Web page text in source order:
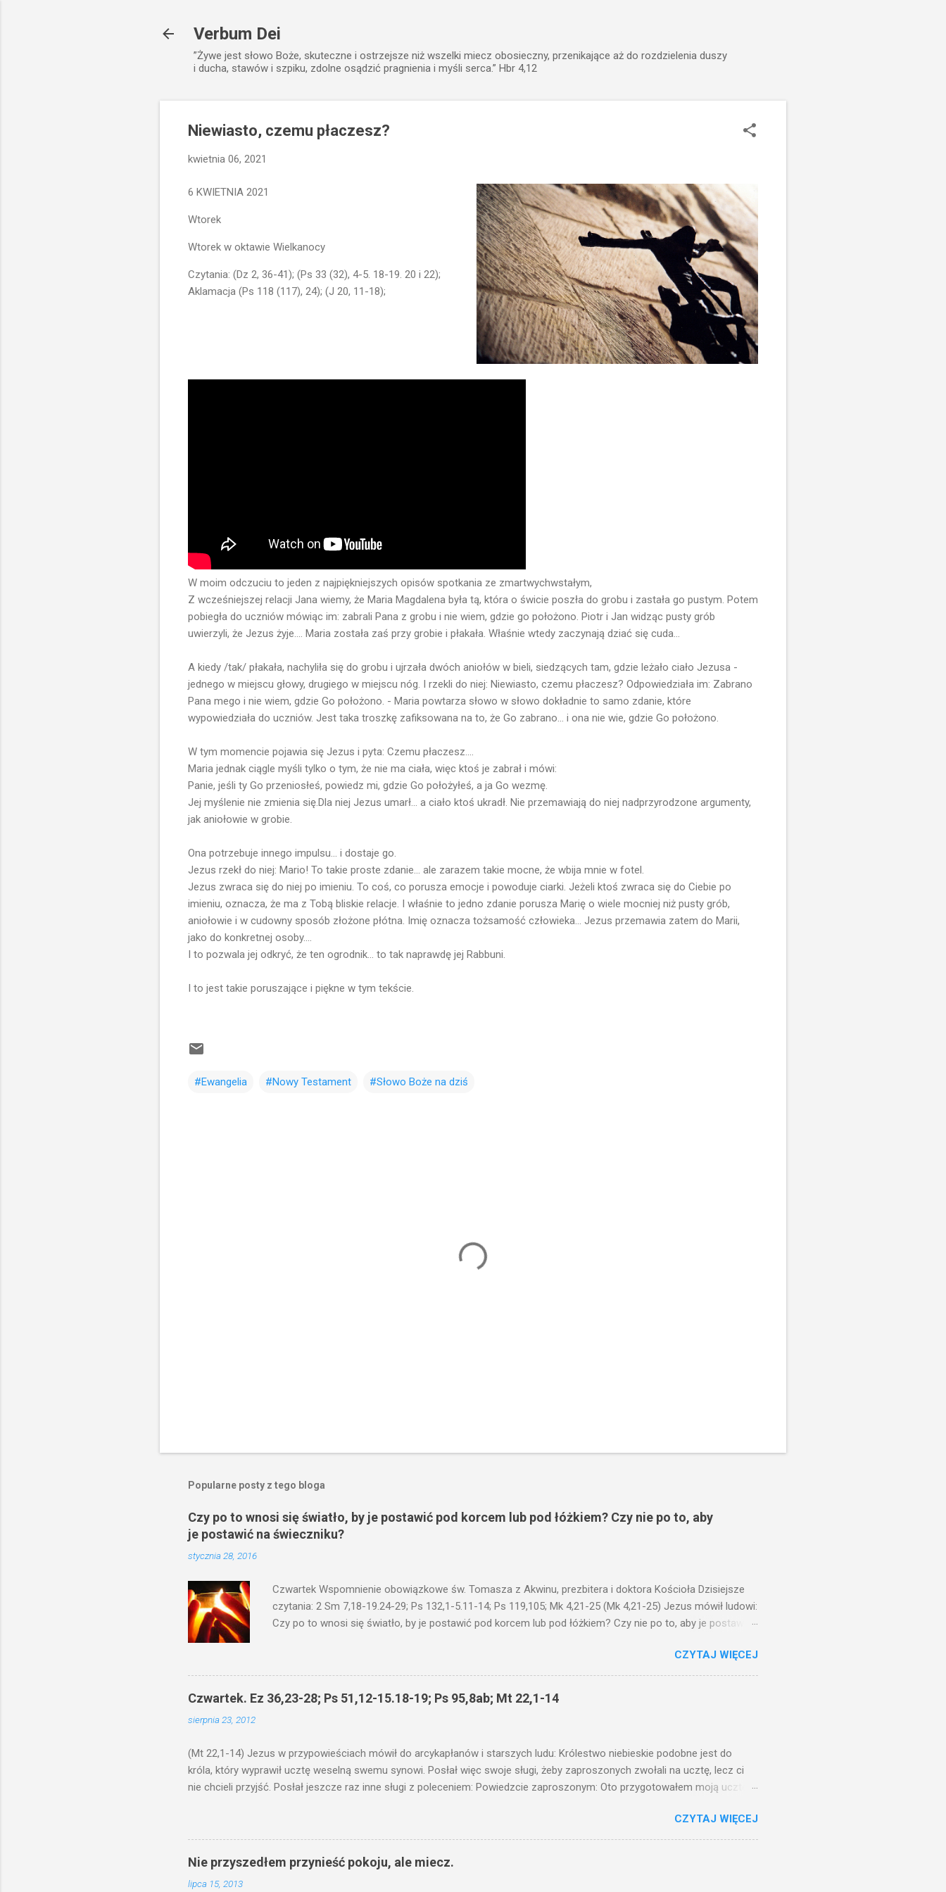
Verbum Dei
”Żywe jest słowo Boże, skuteczne i ostrzejsze niż wszelki miecz obosieczny, przenikające aż do rozdzielenia duszy
i ducha, stawów i szpiku, zdolne osądzić pragnienia i myśli serca.” Hbr 4,12
Niewiasto, czemu płaczesz?
kwietnia 06, 2021
6 KWIETNIA 2021
Wtorek
Wtorek w oktawie Wielkanocy
Czytania: (Dz 2, 36-41); (Ps 33 (32), 4-5. 18-19. 20 i 22);
Aklamacja (Ps 118 (117), 24); (J 20, 11-18);
W moim odczuciu to jeden z najpiękniejszych opisów spotkania ze zmartwychwstałym,
Z wcześniejszej relacji Jana wiemy, że Maria Magdalena była tą, która o świcie poszła do grobu i zastała go pustym. Potem
pobiegła do uczniów mówiąc im: zabrali Pana z grobu i nie wiem, gdzie go położono. Piotr i Jan widząc pusty grób
uwierzyli, że Jezus żyje.... Maria została zaś przy grobie i płakała. Właśnie wtedy zaczynają dziać się cuda...
A kiedy /tak/ płakała, nachyliła się do grobu i ujrzała dwóch aniołów w bieli, siedzących tam, gdzie leżało ciało Jezusa -
jednego w miejscu głowy, drugiego w miejscu nóg. I rzekli do niej: Niewiasto, czemu płaczesz? Odpowiedziała im: Zabrano
Pana mego i nie wiem, gdzie Go położono. - Maria powtarza słowo w słowo dokładnie to samo zdanie, które
wypowiedziała do uczniów. Jest taka troszkę zafiksowana na to, że Go zabrano... i ona nie wie, gdzie Go położono.
W tym momencie pojawia się Jezus i pyta: Czemu płaczesz....
Maria jednak ciągle myśli tylko o tym, że nie ma ciała, więc ktoś je zabrał i mówi:
Panie, jeśli ty Go przeniosłeś, powiedz mi, gdzie Go położyłeś, a ja Go wezmę.
Jej myślenie nie zmienia się.Dla niej Jezus umarł... a ciało ktoś ukradł. Nie przemawiają do niej nadprzyrodzone argumenty,
jak aniołowie w grobie.
Ona potrzebuje innego impulsu... i dostaje go.
Jezus rzekł do niej: Mario! To takie proste zdanie... ale zarazem takie mocne, że wbija mnie w fotel.
Jezus zwraca się do niej po imieniu. To coś, co porusza emocje i powoduje ciarki. Jeżeli ktoś zwraca się do Ciebie po
imieniu, oznacza, że ma z Tobą bliskie relacje. I właśnie to jedno zdanie porusza Marię o wiele mocniej niż pusty grób,
aniołowie i w cudowny sposób złożone płótna. Imię oznacza tożsamość człowieka... Jezus przemawia zatem do Marii,
jako do konkretnej osoby....
I to pozwala jej odkryć, że ten ogrodnik... to tak naprawdę jej Rabbuni.
I to jest takie poruszające i piękne w tym tekście.
#Ewangelia #Nowy Testament #Słowo Boże na dziś
Popularne posty z tego bloga
Czy po to wnosi się światło, by je postawić pod korcem lub pod łóżkiem? Czy nie po to, aby
je postawić na świeczniku?
stycznia 28, 2016
Czwartek Wspomnienie obowiązkowe św. Tomasza z Akwinu, prezbitera i doktora Kościoła Dzisiejsze
czytania: 2 Sm 7,18-19.24-29; Ps 132,1-5.11-14; Ps 119,105; Mk 4,21-25 (Mk 4,21-25) Jezus mówił ludowi:
Czy po to wnosi się światło, by je postawić pod korcem lub pod łóżkiem? Czy nie po to, aby je postawić
niechaj słucha. I mówił im: Uważajcie na to, czego słuchacie. Taką samą miarą, jaką wy mierzycie,
odmierzą wam i jeszcze wam dołożą. Bo kto ma, temu będzie dane; a kto nie ma, pozbawią go i tego, co
ma. W dzisiejszym fragmencie z Ewangelii Jezus kontynuuje przypowieści.... Czy po to wnosi się światło,
by je postawić pod korcem lub pod łóżkiem? Czy nie po to, aby je postawić na świeczniku? Nie ma
CZYTAJ WIĘCEJ
Czwartek. Ez 36,23-28; Ps 51,12-15.18-19; Ps 95,8ab; Mt 22,1-14
sierpnia 23, 2012
(Mt 22,1-14) Jezus w przypowieściach mówił do arcykapłanów i starszych ludu: Królestwo niebieskie podobne jest do
króla, który wyprawił ucztę weselną swemu synowi. Posłał więc swoje sługi, żeby zaproszonych zwołali na ucztę, lecz ci
nie chcieli przyjść. Posłał jeszcze raz inne sługi z poleceniem: Powiedzcie zaproszonym: Oto przygotowałem moją ucztę:
swoje pole, drugi do swego kupiectwa, a inni pochwycili jego sługi i znieważywszy [ich], pozabijali. Na to król uniósł się
gniewem. Posłał swe wojska i kazał wytracić owych zabójców, a miasto ich spalić. Wtedy rzekł swoim sługom: Uczta
wprawdzie jest gotowa, lecz zaproszeni nie byli jej godni. Idźcie więc na rozstajne drogi i zaproście na ucztę wszystkich,
których spotkacie. Słudzy ci wyszli na drogi i sprowadzili wszystkich, których napotkali: złych i dobrych. I sala zapełniła się
biesiadnikami. Wszedł król, żeby się pr...
CZYTAJ WIĘCEJ
Nie przyszedłem przynieść pokoju, ale miecz.
lipca 15, 2013